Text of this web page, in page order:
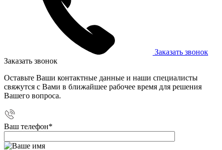
Заказать звонок
Заказать звонок
Оставьте Ваши контактные данные и наши специалисты
свяжутся с Вами в ближайшее рабочее время для решения
Вашего вопроса.
Ваш телефон*